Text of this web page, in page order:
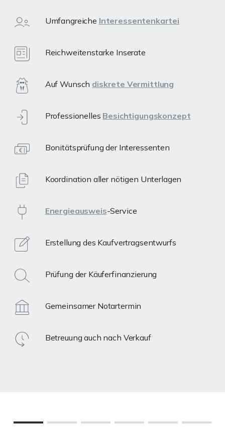
Umfangreiche Interessentenkartei
Reichweitenstarke Inserate
Auf Wunsch diskrete Vermittlung
Professionelles Besichtigungskonzept
Bonitätsprüfung der Interessenten
Koordination aller nötigen Unterlagen
Energieausweis-Service
Erstellung des Kaufvertragsentwurfs
Prüfung der Käuferfinanzierung
Gemeinsamer Notartermin
Betreuung auch nach Verkauf